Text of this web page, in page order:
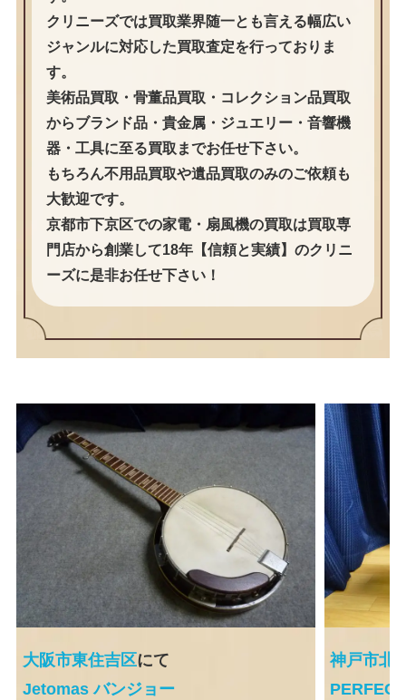
クリニーズでは買取業界随一とも言える幅広い
ジャンルに対応した買取査定を行っておりま
す。
美術品買取・骨董品買取・コレクション品買取
からブランド品・貴金属・ジュエリー・音響機
器・工具に至る買取までお任せ下さい。
もちろん不用品買取や遺品買取のみのご依頼も
大歓迎です。
京都市下京区での家電・扇風機の買取は買取専
門店から創業して18年【信頼と実績】のクリニ
ーズに是非お任せ下さい！
大阪市東住吉区にて
Jetomas バンジョー
神戸市北